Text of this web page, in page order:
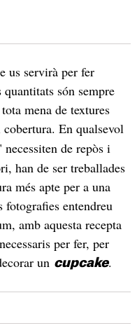
us servirà per fer
són sempre
mena de textures
cobertura. En qualsevol
de repòs i
han de ser treballades
més apte per a una
fotografies entendreu
amb aquesta recepta
per fer, per
un cupcake.